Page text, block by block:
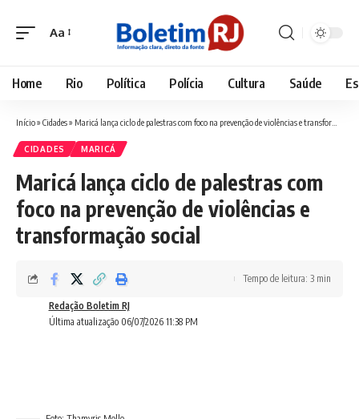
Font
Aa
Home Rio Política Polícia Cultura Saúde
Início» Cidades» Maricá lança ciclo de palestras com foco na prevenção de violências e transformação social
CIDADES MARICÁ
Maricá lança ciclo de palestras com
foco na prevenção de violências e
transformação social
Última atualização 06/07/2026 11:38 PM
Redação Boletim RJ
Tempo de leitura: 3 min